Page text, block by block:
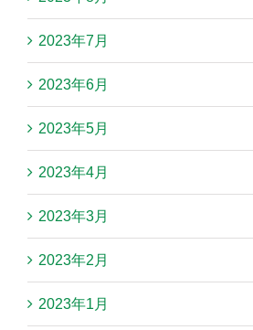
2023年7月
2023年6月
2023年5月
2023年4月
2023年3月
2023年2月
2023年1月